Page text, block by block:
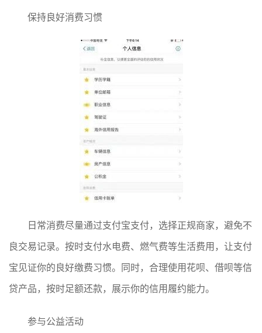
保持良好消费习惯
日常消费尽量通过支付宝支付，选择正规商家，避免不
良交易记录。按时支付水电费、燃气费等生活费用，让支付
宝见证你的良好缴费习惯。同时，合理使用花呗、借呗等信
贷产品，按时足额还款，展示你的信用履约能力。
参与公益活动